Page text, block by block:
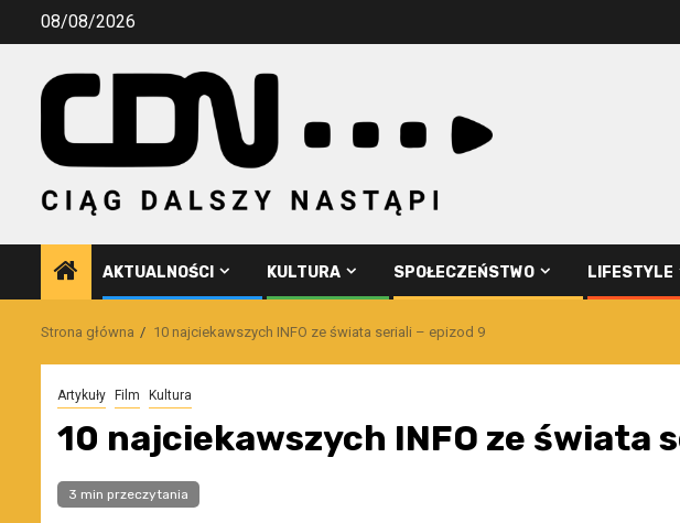
Przejdź08/08/2026
AKTUALNOŚCI KULTURA SPOŁECZEŃSTWO LIFESTYLE
Strona główna 10 najciekawszych INFO ze świata seriali – epizod 9
Artykuły Film Kultura
10 najciekawszych INFO ze świata
3 min przeczytania